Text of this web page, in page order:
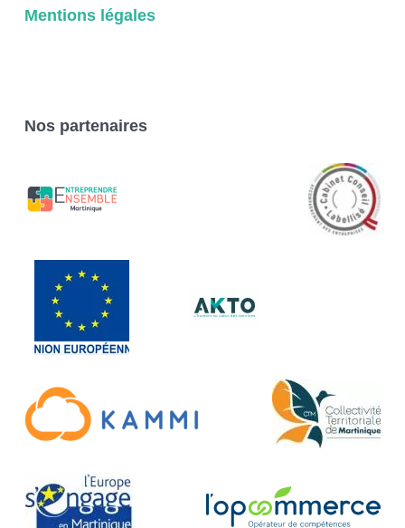
Mentions légales
Nos partenaires